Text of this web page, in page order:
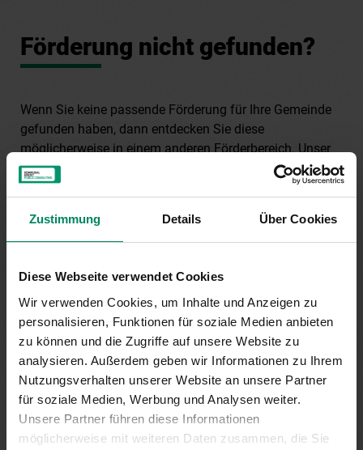
Zustimmung Details Über Cookies
Diese Webseite verwendet Cookies
Wir verwenden Cookies, um Inhalte und Anzeigen zu
personalisieren, Funktionen für soziale Medien anbieten
zu können und die Zugriffe auf unsere Website zu
analysieren. Außerdem geben wir Informationen zu Ihrem
Nutzungsverhalten unserer Website an unsere Partner
für soziale Medien, Werbung und Analysen weiter.
Unsere Partner führen diese Informationen
möglicherweise mit weiteren Daten zusammen, die Sie
Förderung nicht gefunden?
Wenn Sie keine passende Förderung für Ihre Gemeinde
gefunden haben, dann entdecken Sie diese
möglicherweise in einem anderen Förderbereich. Unser
Tipp: Nachsehen lohnt sich!